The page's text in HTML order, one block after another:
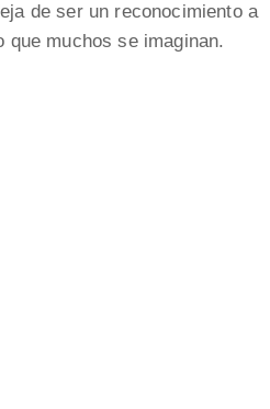
de ser un reconocimiento a
que muchos se imaginan.